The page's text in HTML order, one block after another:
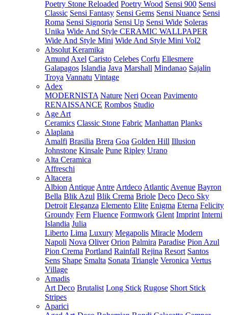
Poetry Stone Reloaded Poetry Wood Sensi 900 Sensi
Classic Sensi Fantasy Sensi Gems Sensi Nuance Sensi
Roma Sensi Signoria Sensi Up Sensi Wide Soleras
Unika Wide And Style CERAMIC WALLPAPER
Wide And Style Mini Wide And Style Mini Vol2
Absolut Keramika
Amund Axel Caristo Celebes Corfu Ellesmere
Galapagos Islandia Java Marshall Mindanao Sajalin
Troya Vannatu Vintage
Adex
MODERNISTA Nature Neri Ocean Pavimento
RENAISSANCE Rombos Studio
Age Art
Ceramics Classic Stone Fabric Manhattan Planks
Alaplana
Amalfi Brasilia Brera Goa Golden Hill Illusion
Johnstone Kinsale Pune Ripley Urano
Alta Ceramica
Affreschi
Altacera
Albion Antique Antre Artdeco Atlantic Avenue Bayron
Bella Blik Azul Blik Crema Briole Deco Deco Sky
Detroit Eleganza Elemento Elite Enigma Eterna Felicity
Groundy Fern Fluence Formwork Glent Imprint Interni
Islandia Julia
Liberto Lima Luxury Megapolis Miracle Modern
Napoli Nova Oliver Orion Palmira Paradise Pion Azul
Pion Crema Portland Rainfall Rejina Resort Santos
Sens Shape Smalta Sonata Triangle Veronica Vertus
Village
Amadis
Art Deco Brutalist Long Stick Rugose Short Stick
Stripes
Aparici